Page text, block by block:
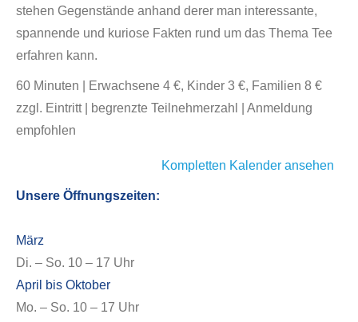
stehen Gegenstände anhand derer man interessante,
spannende und kuriose Fakten rund um das Thema Tee
erfahren kann.
60 Minuten | Erwachsene 4 €, Kinder 3 €, Familien 8 €
zzgl. Eintritt | begrenzte Teilnehmerzahl | Anmeldung
empfohlen
Kompletten Kalender ansehen
Unsere Öffnungszeiten:
März
Di. – So. 10 – 17 Uhr
April bis Oktober
Mo. – So. 10 – 17 Uhr